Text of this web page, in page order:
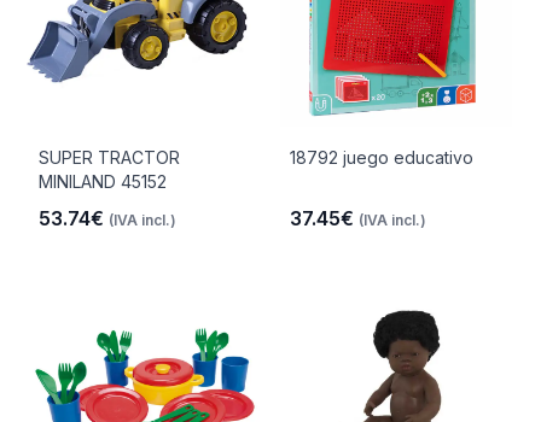
SUPER TRACTOR
MINILAND 45152
53.74€ (IVA incl.)
18792 juego educativo
37.45€ (IVA incl.)